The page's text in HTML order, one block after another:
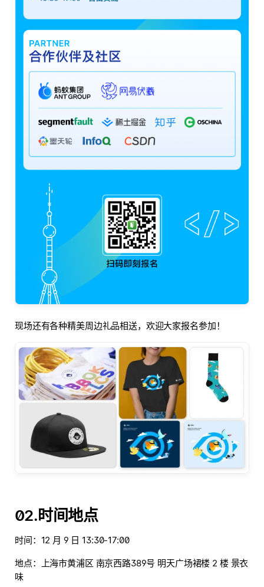
现场还有各种精美周边礼品相送，欢迎大家报名参加！
02.时间地点
时间：12 月 9 日 13:30-17:00
地点：上海市黄浦区 南京西路389号 明天广场裙楼 2 楼 景衣
味